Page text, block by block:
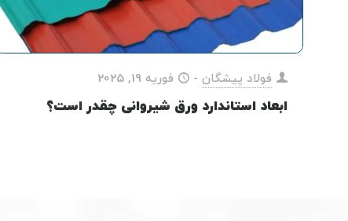
فولاد پیشگان - فوریه 19, 2025
ابعاد استاندارد ورق شیروانی چقدر است؟